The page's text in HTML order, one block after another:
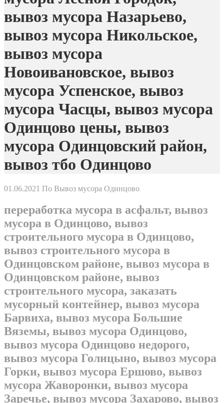
вывоз мусора Назарьево,
вывоз мусора Никольское,
вывоз мусора
Новоивановское, вывоз
мусора Успенское, вывоз
мусора Часцы, вывоз мусора
Одинцово цены, вывоз
мусора Одинцовский район,
вывоз тбо Одинцово
01.06.2021 По Вывоз мусора Одинцово
переработка мусора в асфальт, вывоз
мусора в Одинцово, вывоз
строительного мусора в Одинцово,
вывоз строительного мусора в
Одинцовском районе, вывоз мусора в
Одинцовском районе, вывоз
строительного мусора, заказать
мусорный контейнер, вывоз мусора
Барвиха, вывоз мусора Большие
Вяземы, вывоз мусора Одинцово,
вывоз мусора Одинцово недорого,
вывоз мусора Голицыно, вывоз мусора
Горки, вывоз мусора Ершово, вывоз
мусора Жаворонки, вывоз мусора
Заречье, вывоз мусора Захарово, вывоз